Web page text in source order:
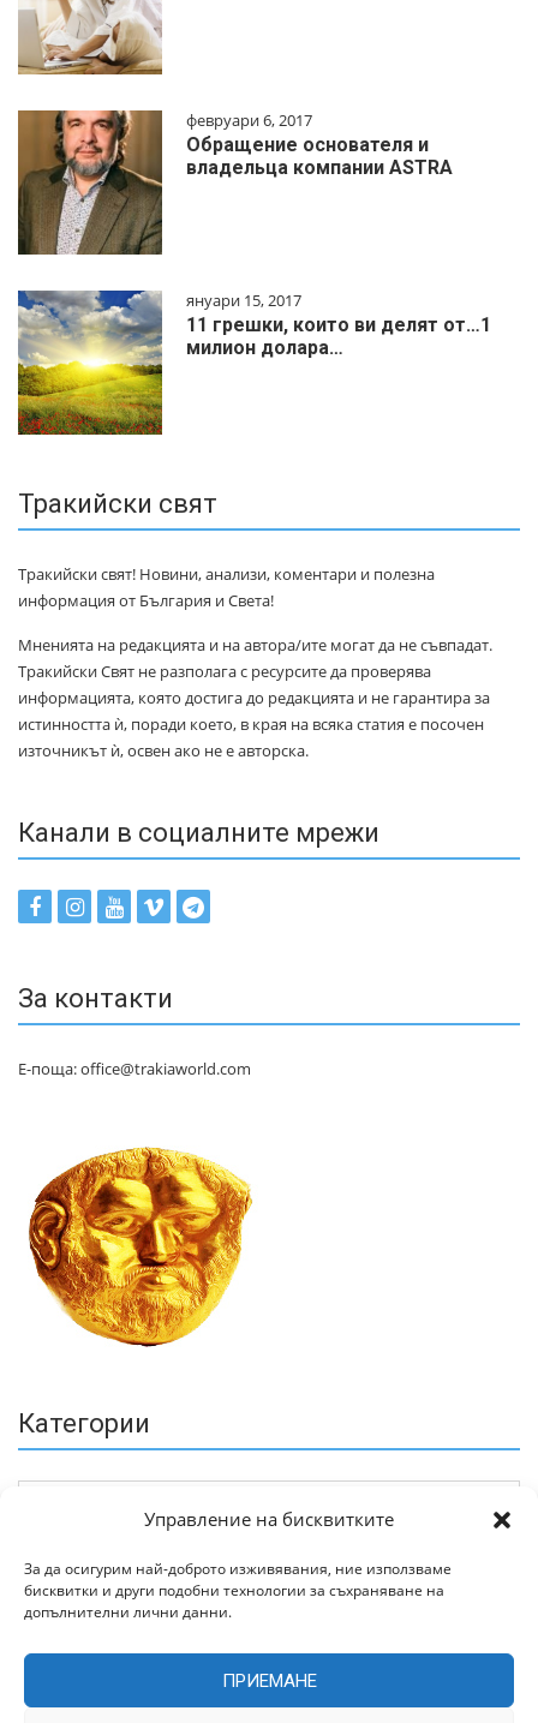
Управление на бисквитките
За да осигурим най-доброто изживявания, ние използваме
бисквитки и други подобни технологии за съхраняване на
допълнителни лични данни.
ПРИЕМАНЕ
февруари 6, 2017
Обращение основателя и
владельца компании ASTRA
януари 15, 2017
11 грешки, които ви делят от…1
милиoн дoлapa…
Тракийски свят
Тракийски свят! Новини, анализи, коментари и полезна
информация от България и Света!
Мненията на редакцията и на автора/ите могат да не съвпадат.
Тракийски Свят не разполага с ресурсите да проверява
информацията, която достига до редакцията и не гарантира за
истинността ѝ, поради което, в края на всяка статия е посочен
източникът ѝ, освен ако не е авторска.
Канали в социалните мрежи
За контакти
Е-поща: office@trakiaworld.com
Категории
Архив